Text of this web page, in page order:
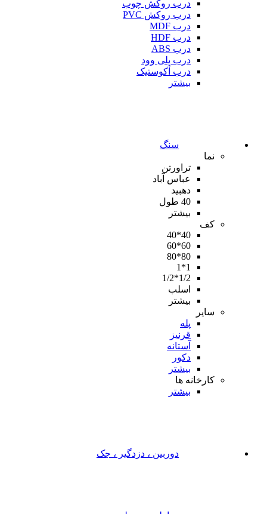
درب روکش چوب
درب روکش PVC
درب MDF
درب HDF
درب ABS
درب پلی وود
درب آکوستیک
بیشتر
سنگ
نما
تراورتن
عباس آباد
دهبید
40 طول
بیشتر
کف
40*40
60*60
80*80
1*1
1/2*1/2
اسلب
بیشتر
سایر
پله
قرنیز
آستانه
دکور
بیشتر
کارخانه ها
بیشتر
دوربین ، دزدگیر ، جک